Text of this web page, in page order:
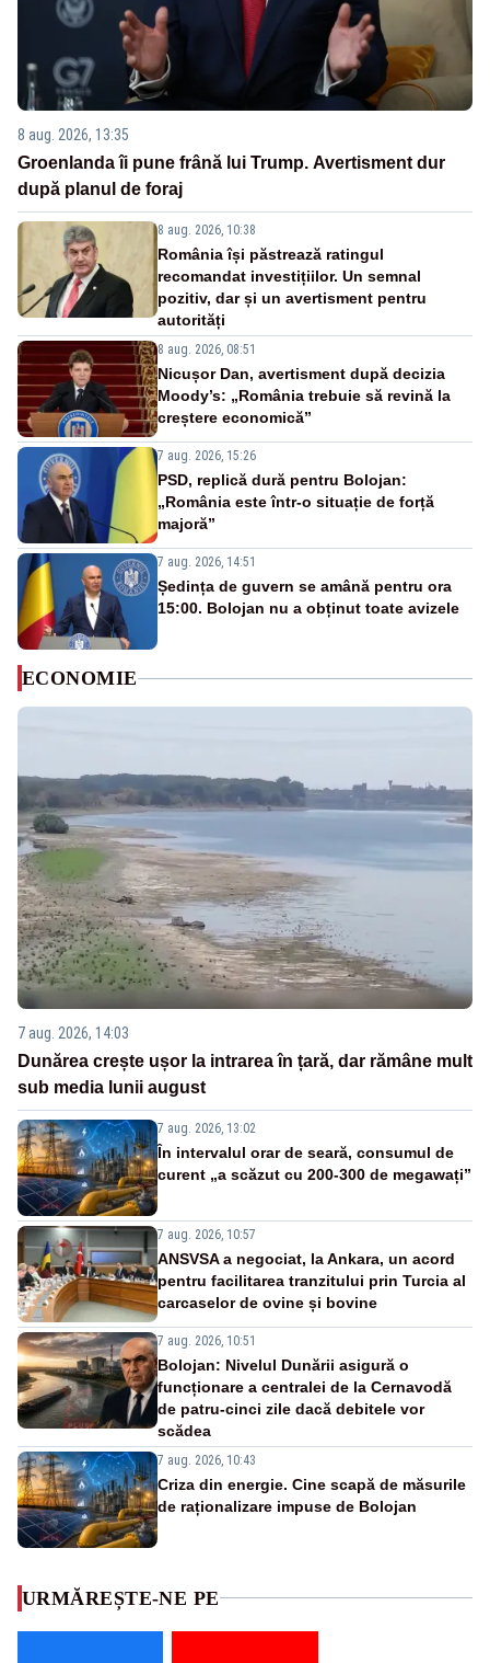
8 aug. 2026, 13:35
Groenlanda îi pune frână lui Trump. Avertisment dur
după planul de foraj
8 aug. 2026, 10:38
România își păstrează ratingul
recomandat investițiilor. Un semnal
pozitiv, dar și un avertisment pentru
autorități
8 aug. 2026, 08:51
Nicușor Dan, avertisment după decizia
Moody’s: „România trebuie să revină la
creștere economică”
7 aug. 2026, 15:26
PSD, replică dură pentru Bolojan:
„România este într-o situație de forță
majoră”
7 aug. 2026, 14:51
Ședința de guvern se amână pentru ora
15:00. Bolojan nu a obținut toate avizele
ECONOMIE
7 aug. 2026, 14:03
Dunărea crește ușor la intrarea în țară, dar rămâne mult
sub media lunii august
7 aug. 2026, 13:02
În intervalul orar de seară, consumul de
curent „a scăzut cu 200-300 de megawați”
7 aug. 2026, 10:57
ANSVSA a negociat, la Ankara, un acord
pentru facilitarea tranzitului prin Turcia al
carcaselor de ovine și bovine
7 aug. 2026, 10:51
Bolojan: Nivelul Dunării asigură o
funcționare a centralei de la Cernavodă
de patru-cinci zile dacă debitele vor
scădea
7 aug. 2026, 10:43
Criza din energie. Cine scapă de măsurile
de raționalizare impuse de Bolojan
URMĂREȘTE-NE PE